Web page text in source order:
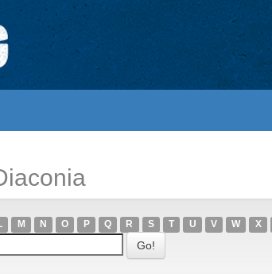
M N O P Q R S T U V W X